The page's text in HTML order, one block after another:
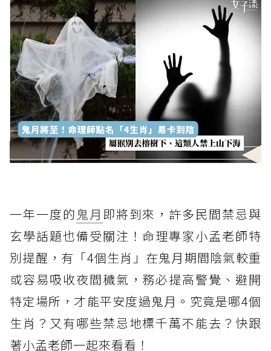
一年一度的鬼月 即將到來，許多民間禁忌與
玄學話題也備受關注！命理專家小孟老師特
別提醒，有「4個生肖」在鬼月期間陰氣較重
或容易吸收夜間穢氣，務必提高警覺、避開
特定場所，才能平安度過鬼月。究竟是哪4個
生肖？又有哪些禁忌地標千萬不能去？快跟
著小孟老師一起來看看！